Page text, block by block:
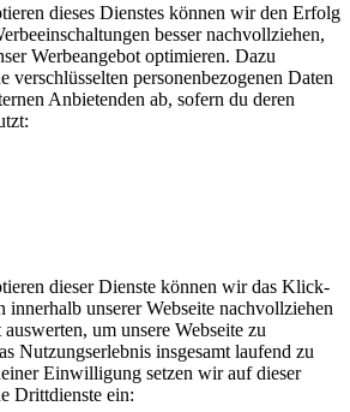
dieses Dienstes können wir den Erfolg
besser nachvollziehen,
Werbeangebot optimieren. Dazu
verschlüsselten personenbezogenen Daten
Anbietenden ab, sofern du deren
dieser Dienste können wir das Klick-
innerhalb unserer Webseite nachvollziehen
um unsere Webseite zu
Nutzungserlebnis insgesamt laufend zu
Einwilligung setzen wir auf dieser
Drittdienste ein: